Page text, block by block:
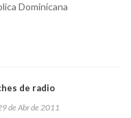
Dominicana
de radio
de Abr de 2011